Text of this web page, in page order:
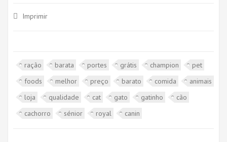
Imprimir
ração barata portes grátis champion
pet
foods
melhor preço barato comida
animais
loja
qualidade cat gato gatinho
cão
cachorro
sénior royal canin